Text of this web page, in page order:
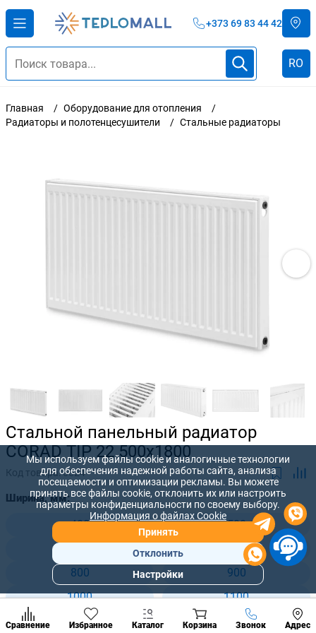
+373 69 83 44 42
RO
Главная
Оборудование для отопления
Радиаторы и полотенцесушители
Стальные радиаторы
Стальной панельный радиатор
CORAD TIP 22 500x1800
Код товара:6524
Ширина, мм:
400
500
700
800
900
1000
1100
1200
1300
Сравнение Избранное Каталог Корзина Звонок Адрес
Позвонить
разделы
Мы используем файлы cookie и аналогичные технологии
для обеспечения надежной работы сайта, анализа
посещаемости и оптимизации рекламы. Вы можете
принять все файлы cookie, отклонить их или настроить
параметры конфиденциальности по своему выбору.
Информация о файлах Cookie
Принять
Отклонить
Настройки